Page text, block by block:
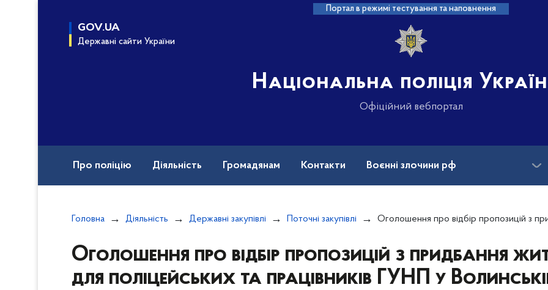
Портал в режимі тестування та наповнення
GOV.UA
Державні сайти України
Національна поліція
Офіційний вебпортал
Про поліцію Діяльність Громадянам Контакти Воєнні злочини рф
Головна Діяльність Державні закупівлі Поточні закупівлі Оголошення про відбір пропозицій з придбання житла для поліцейських та працівників ГУНП у Волинській області (від
Оголошення про відбір пропозицій з придбання
для поліцейських та працівників ГУНП у